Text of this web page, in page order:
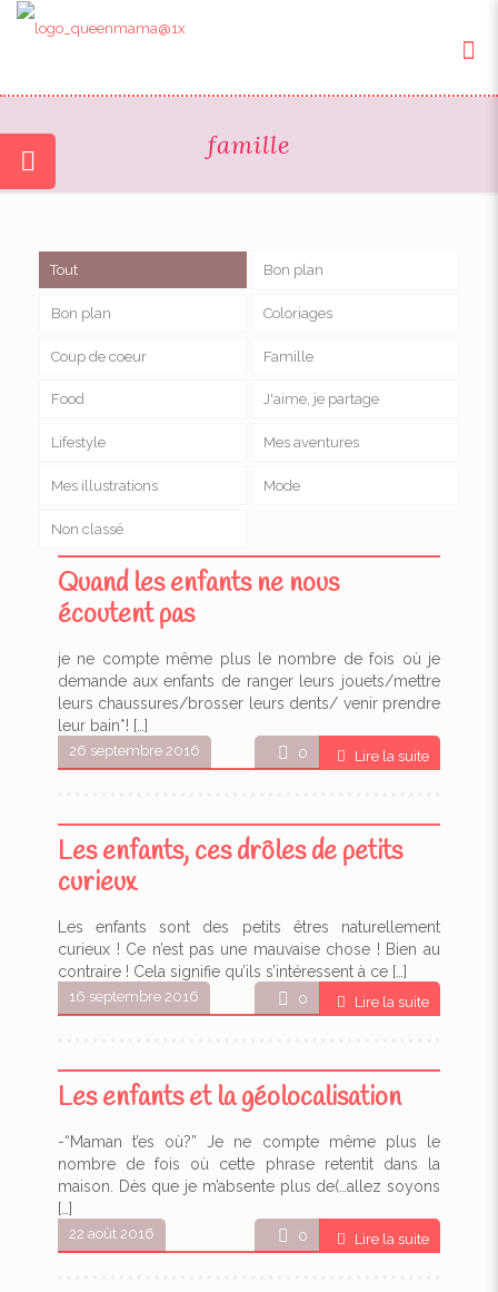
famille
Tout Bon plan
Bon plan Coloriages
Coup de coeur Famille
Food J'aime, je partage
Lifestyle Mes aventures
Mes illustrations Mode
Non classé
26 septembre 2016
Quand les enfants ne nous
écoutent pas
je ne compte même plus le nombre de fois où je
demande aux enfants de ranger leurs jouets/mettre
leurs chaussures/brosser leurs dents/ venir prendre
leur bain*! […]
0 Lire la suite
16 septembre 2016
Les enfants, ces drôles de petits
curieux
Les enfants sont des petits êtres naturellement
curieux ! Ce n’est pas une mauvaise chose ! Bien au
contraire ! Cela signifie qu’ils s’intéressent à ce […]
0 Lire la suite
22 août 2016
Les enfants et la géolocalisation
-“Maman t’es où?” Je ne compte même plus le
nombre de fois où cette phrase retentit dans la
maison. Dès que je m’absente plus de(…allez soyons
[…]
0 Lire la suite